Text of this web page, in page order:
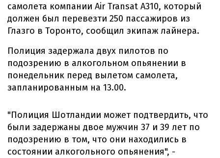
самолета компании Air Transat A310, который
должен был перевезти 250 пассажиров из
Глазго в Торонто, сообщил экипаж лайнера.
Полиция задержала двух пилотов по
подозрению в алкогольном опьянении в
понедельник перед вылетом самолета,
запланированным на 13.00.
"Полиция Шотландии может подтвердить, что
были задержаны двое мужчин 37 и 39 лет по
подозрению в том, что они находились в
состоянии алкогольного опьянения", -